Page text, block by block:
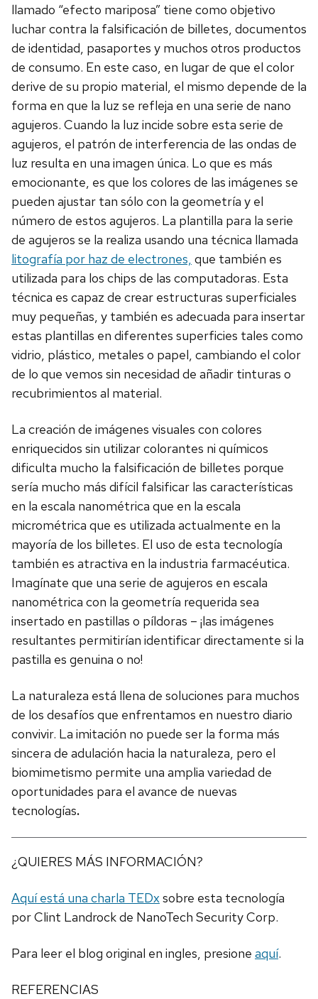
llamado “efecto mariposa” tiene como objetivo
luchar contra la falsificación de billetes, documentos
de identidad, pasaportes y muchos otros productos
de consumo. En este caso, en lugar de que el color
derive de su propio material, el mismo depende de la
forma en que la luz se refleja en una serie de nano
agujeros. Cuando la luz incide sobre esta serie de
agujeros, el patrón de interferencia de las ondas de
luz resulta en una imagen única. Lo que es más
emocionante, es que los colores de las imágenes se
pueden ajustar tan sólo con la geometría y el
número de estos agujeros. La plantilla para la serie
de agujeros se la realiza usando una técnica llamada
litografía por haz de electrones, que también es
utilizada para los chips de las computadoras. Esta
técnica es capaz de crear estructuras superficiales
muy pequeñas, y también es adecuada para insertar
estas plantillas en diferentes superficies tales como
vidrio, plástico, metales o papel, cambiando el color
de lo que vemos sin necesidad de añadir tinturas o
recubrimientos al material.
La creación de imágenes visuales con colores
enriquecidos sin utilizar colorantes ni químicos
dificulta mucho la falsificación de billetes porque
sería mucho más difícil falsificar las características
en la escala nanométrica que en la escala
micrométrica que es utilizada actualmente en la
mayoría de los billetes. El uso de esta tecnología
también es atractiva en la industria farmacéutica.
Imagínate que una serie de agujeros en escala
nanométrica con la geometría requerida sea
insertado en pastillas o píldoras – ¡las imágenes
resultantes permitirían identificar directamente si la
pastilla es genuina o no!
La naturaleza está llena de soluciones para muchos
de los desafíos que enfrentamos en nuestro diario
convivir. La imitación no puede ser la forma más
sincera de adulación hacia la naturaleza, pero el
biomimetismo permite una amplia variedad de
oportunidades para el avance de nuevas
tecnologías.
¿QUIERES MÁS INFORMACIÓN?
Aquí está una charla TEDxsobre esta tecnología
por Clint Landrock de NanoTech Security Corp.
Para leer el blog original en ingles, presione aquí.
REFERENCIAS